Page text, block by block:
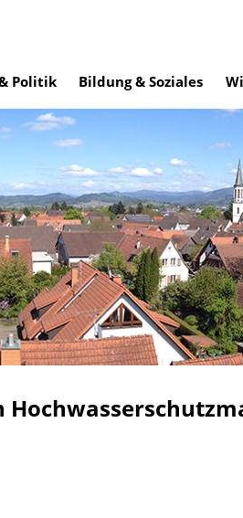
Politik Bildung & Soziales